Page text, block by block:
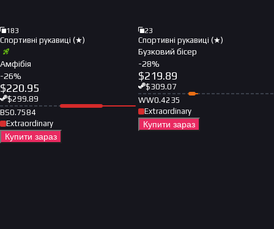
183
Спортивні рукавиці (★)
Амфібія
-26%
$220.95
$299.89
BS0.7584
Extraordinary
Купити зараз
23
Спортивні рукавиці (★)
Бузковий бісер
-28%
$219.89
$309.07
WW0.4235
Extraordinary
Купити зараз